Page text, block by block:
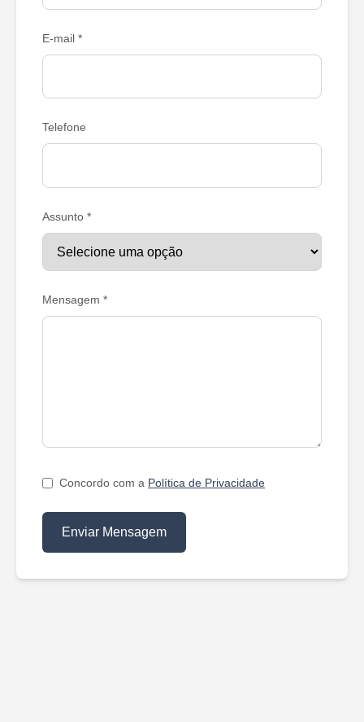
E-mail *
Telefone
Assunto *
Mensagem *
Concordo com a Política de Privacidade
Enviar Mensagem